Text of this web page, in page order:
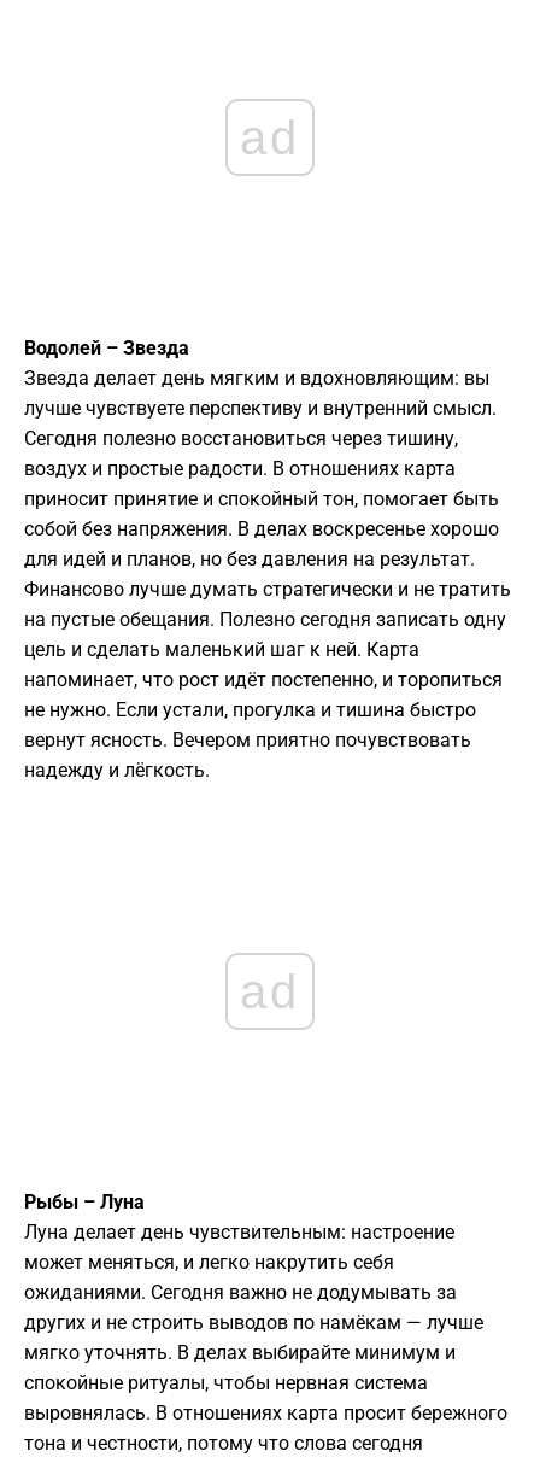
ad
Водолей – Звезда
Звезда делает день мягким и вдохновляющим: вы
лучше чувствуете перспективу и внутренний смысл.
Сегодня полезно восстановиться через тишину,
воздух и простые радости. В отношениях карта
приносит принятие и спокойный тон, помогает быть
собой без напряжения. В делах воскресенье хорошо
для идей и планов, но без давления на результат.
Финансово лучше думать стратегически и не тратить
на пустые обещания. Полезно сегодня записать одну
цель и сделать маленький шаг к ней. Карта
напоминает, что рост идёт постепенно, и торопиться
не нужно. Если устали, прогулка и тишина быстро
вернут ясность. Вечером приятно почувствовать
надежду и лёгкость.
ad
Рыбы – Луна
Луна делает день чувствительным: настроение
может меняться, и легко накрутить себя
ожиданиями. Сегодня важно не додумывать за
других и не строить выводов по намёкам — лучше
мягко уточнять. В делах выбирайте минимум и
спокойные ритуалы, чтобы нервная система
выровнялась. В отношениях карта просит бережного
тона и честности, потому что слова сегодня